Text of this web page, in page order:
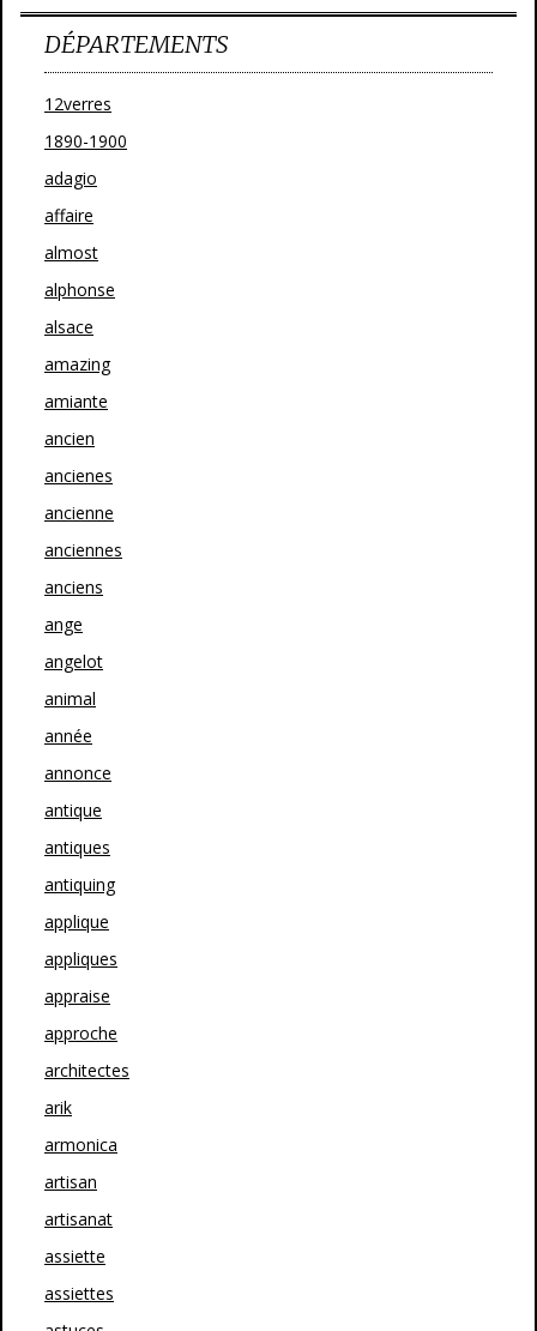
DÉPARTEMENTS
12verres
1890-1900
adagio
affaire
almost
alphonse
alsace
amazing
amiante
ancien
ancienes
ancienne
anciennes
anciens
ange
angelot
animal
année
annonce
antique
antiques
antiquing
applique
appliques
appraise
approche
architectes
arik
armonica
artisan
artisanat
assiette
assiettes